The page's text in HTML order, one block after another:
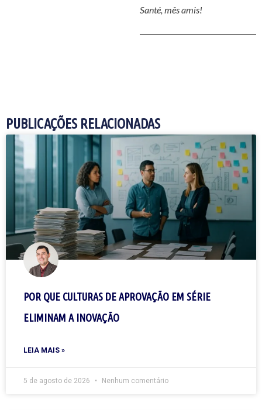
Santé, mês amis!
PUBLICAÇÕES RELACIONADAS
POR QUE CULTURAS DE APROVAÇÃO EM SÉRIE
ELIMINAM A INOVAÇÃO
LEIA MAIS »
5 de agosto de 2026 Nenhum comentário